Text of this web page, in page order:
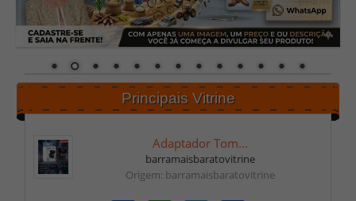
Principais Vitrine
Adaptador Tom...
barramaisbaratovitrine
Origem: barramaisbaratovitrine